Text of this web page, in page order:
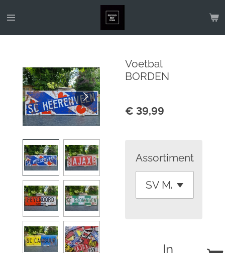
Ga
hoofdinhoud
Voetbal
BORDEN
€ 39,99
Assortiment
In